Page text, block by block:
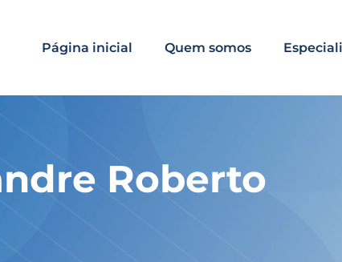
Página inicial Quem somos
Roberto